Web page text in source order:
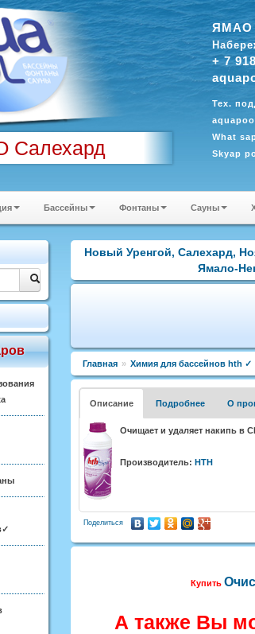
Салехард
ЯМАО
+ 7
Тех.
What
Skyap
Бассейны Фонтаны Сауны
Новый Уренгой, Салехард,
Ямало-
Главная » Химия для бассейнов hth ✓
Описание Подробнее О
Очищает и удаляет накипь в
Производитель: HTH
Поделиться
Купить
А также Вы